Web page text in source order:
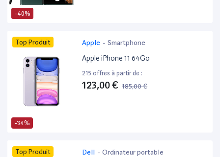
-40%
-34%
Top Produit Apple - Smartphone
Apple iPhone 11 64Go
215 offres à partir de :
123,00 € 185,00 €
Top Produit Dell - Ordinateur portable